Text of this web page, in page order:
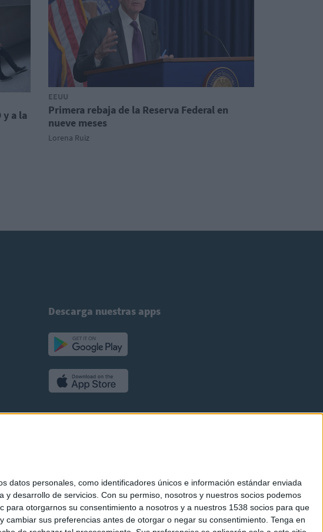
datos personales, como identificadores únicos e información estándar enviada
y desarrollo de servicios. Con su permiso, nosotros y nuestros socios podemos
otorgarnos su consentimiento a nosotros y a nuestros 1538 socios para que
sus preferencias antes de otorgar o negar su consentimiento. Tenga en
y a la
EEUU
Primera rebaja de la Reserva Federal en
nueve meses
Lorena Ruiz
Descarga nuestras apps